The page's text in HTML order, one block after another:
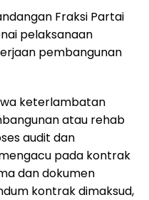
Fraksi Partai
pelaksanaan
pembangunan
keterlambatan
atau rehab
audit dan
pada kontrak
dan dokumen
kontrak dimaksud,